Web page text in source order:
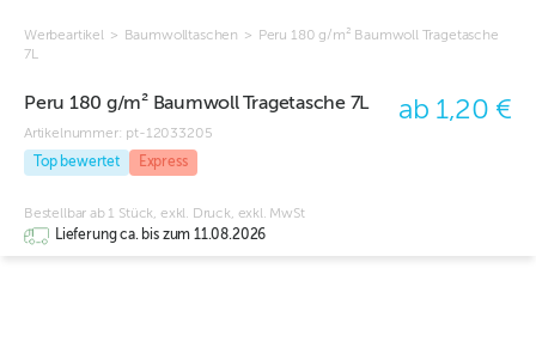
Werbeartikel > Baumwolltaschen >
Peru 180 g/m² Baumwoll Tragetasche
7L
Peru 180 g/m² Baumwoll Tragetasche 7L
Artikelnummer: pt-12033205
Top bewertet
Express
ab 1,20 €
Bestellbar ab 1 Stück, exkl. Druck, exkl. MwSt
Lieferung ca. bis zum 11.08.2026